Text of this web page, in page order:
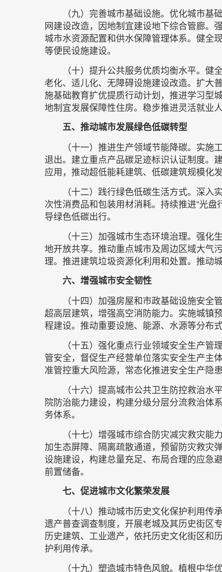
（九）完善城市基础设施。优化城市
网建设改造，因地制宜建设地下综合管廊。
城市水资源配置和供水保障管理体系。健全
等便民设施建设。
（十）提升公共服务优质均衡水平。
老化、适儿化、无障碍设施建设改造。扩大
施基础教育扩优提质行动计划，推进学习型
地制宜发展保障性住房。稳步推进灵活就业
五、推动城市发展绿色低碳转型
（十一）推进生产领域节能降碳。实
退出。建立重点产品碳足迹标识认证制度。
应用，推动超低能耗建筑、低碳建筑规模化
（十二）践行绿色低碳生活方式。深
次性消费品和包装用材消耗。持续推进“光
导绿色低碳出行。
（十三）加强城市生态环境治理。强
地开放共享。推动重点城市及周边区域大气
理。推进建筑垃圾资源化利用和处置。推动
六、增强城市安全韧性
（十四）加强房屋和市政基础设施安
超高层建筑，增强高空消防能力。实施城镇
程建设。推动重要设施、能源、水源等分布
（十五）强化重点行业领域安全生产
管安全，督促生产经营单位落实安全生产主
准管控重大风险源，常态化推进安全生产隐
（十六）提高城市公共卫生防控救治
院防治能力建设，构建分级分层分流救治体
务体系。
（十七）增强城市综合防灾减灾救灾
加生态屏障、隔离疏散通道，预留防灾救灾
设施建设，构建总量充足、布局合理的应急
前置储备。
七、促进城市文化繁荣发展
（十八）推动城市历史文化保护利用
遗产普查调查制度，开展老城及其历史街区
历史建筑、工业遗产，依托历史文化街区和
护利用传承。
（十九）塑造城市特色风貌。植根中